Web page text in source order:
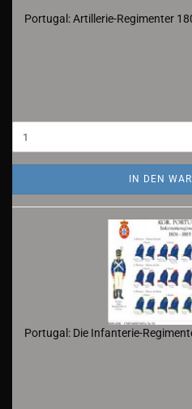
Portugal: Artillerie-Regimenter
IN DEN
Portugal: Die Infanterie-